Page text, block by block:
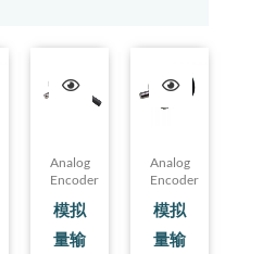
Analog
Encoder
模拟
量输
Analog
Encoder
模拟
量输